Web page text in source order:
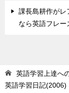
課長島耕作がレ
なら英語フレー
英語学習上達へ
英語学習日記(2006)